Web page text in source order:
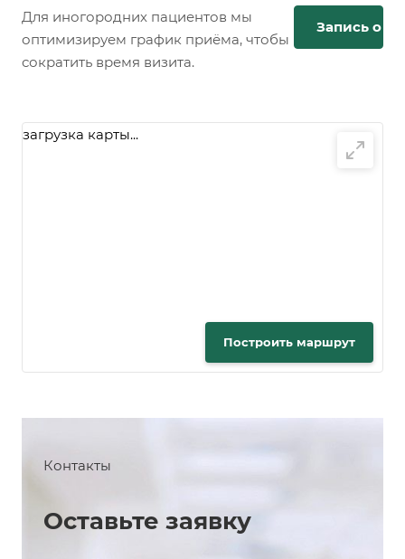
Для иногородних пациентов мы
оптимизируем график приёма, чтобы
сократить время визита.
Запись
загрузка карты...
Построить маршрут
Контакты
Оставьте заявку